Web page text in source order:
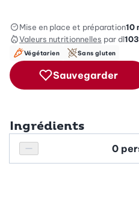
Mise en place et préparation10
Valeurs nutritionnelles par dl103
Végétarien Sans gluten
Sauvegarder
Ingrédients
Réduire le nombre de personnes
Personnes